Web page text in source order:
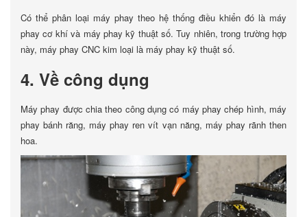
Có thể phân loại máy phay theo hệ thống điều khiển đó là máy
phay cơ khí và máy phay kỹ thuật số. Tuy nhiên, trong trường hợp
này, máy phay CNC kim loại là máy phay kỹ thuật số.
4. Về công dụng
Máy phay được chia theo công dụng có máy phay chép hình, máy
phay bánh răng, máy phay ren vít vạn năng, máy phay rãnh then
hoa.